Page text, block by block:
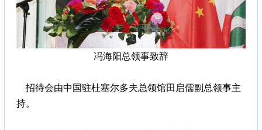
冯海阳总领事致辞
招待会由中国驻杜塞尔多夫总领馆田启儒副总领事主
持。